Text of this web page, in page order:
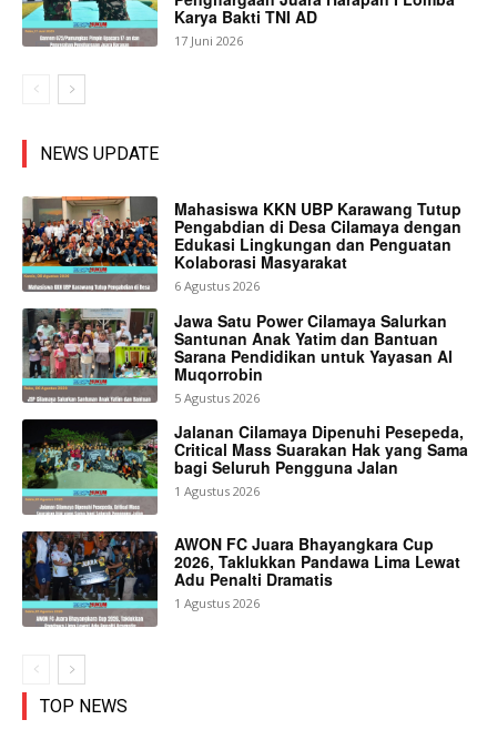
Karya Bakti TNI AD
17 Juni 2026
NEWS UPDATE
Mahasiswa KKN UBP Karawang Tutup
Pengabdian di Desa Cilamaya dengan
Edukasi Lingkungan dan Penguatan
Kolaborasi Masyarakat
6 Agustus 2026
Jawa Satu Power Cilamaya Salurkan
Santunan Anak Yatim dan Bantuan
Sarana Pendidikan untuk Yayasan Al
Muqorrobin
5 Agustus 2026
Jalanan Cilamaya Dipenuhi Pesepeda,
Critical Mass Suarakan Hak yang Sama
bagi Seluruh Pengguna Jalan
1 Agustus 2026
AWON FC Juara Bhayangkara Cup
2026, Taklukkan Pandawa Lima Lewat
Adu Penalti Dramatis
1 Agustus 2026
TOP NEWS